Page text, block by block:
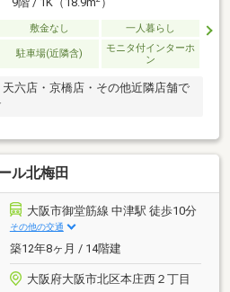
9階 / 1K（18.9m ）
敷金なし 一人暮らし
駐車場(近隣含)
モニタ付インターホ
ン
六店・京橋店・その他近隣店舗で
ル北梅田
大阪市御堂筋線 中津駅 徒歩10分
その他の交通
築12年8ヶ月 / 14階建
大阪府大阪市北区本庄西２丁目